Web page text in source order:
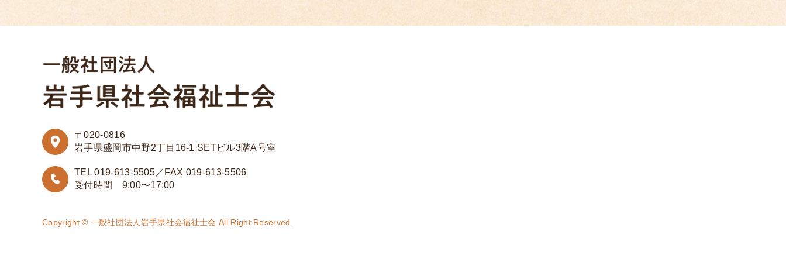
〒020-0816
岩手県盛岡市中野2丁目16-1 SETビル3階A号室
TEL 019-613-5505／FAX 019-613-5506
受付時間 9:00〜17:00
Copyright © 一般社団法人岩手県社会福祉士会 All Right Reserved.